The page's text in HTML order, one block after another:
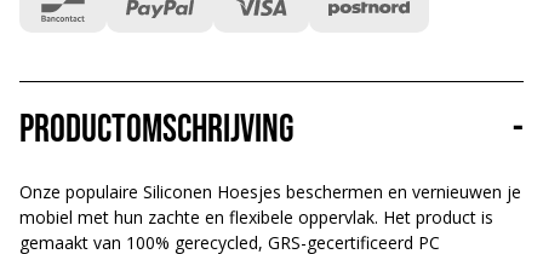
Productomschrijving -
Onze populaire Siliconen Hoesjes beschermen en vernieuwen je
mobiel met hun zachte en flexibele oppervlak. Het product is
gemaakt van 100% gerecycled, GRS-gecertificeerd PC